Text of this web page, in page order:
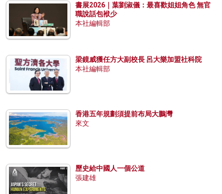
書展2026｜葉劉淑儀：最喜歡姐姐角色 無官
職說話包袱少
本社編輯部
梁鏡威獲任方大副校長 呂大樂加盟社科院
本社編輯部
香港五年規劃須提前布局大鵬灣
來文
歷史給中國人一個公道
張建雄